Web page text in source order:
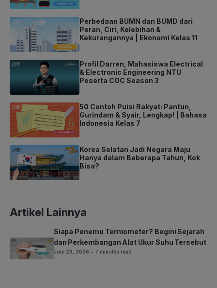
Perbedaan BUMN dan BUMD dari
Peran, Ciri, Kelebihan &
Kekurangannya | Ekonomi Kelas 11
Profil Darren, Mahasiswa Electrical
& Electronic Engineering NTU
Peserta COC Season 3
50 Contoh Puisi Rakyat: Pantun,
Gurindam & Syair, Lengkap! | Bahasa
Indonesia Kelas 7
Korea Selatan Jadi Negara Maju
Hanya dalam Beberapa Tahun, Kok
Bisa?
Artikel Lainnya
Siapa Penemu Termometer? Begini Sejarah
dan Perkembangan Alat Ukur Suhu Tersebut
July 28, 2026 • 7 minutes read